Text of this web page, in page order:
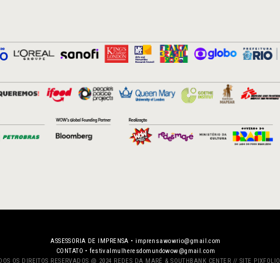
ASSESSORIA DE IMPRENSA •imprensawowrio@gmail.com
CONTATO •festivalmulheresdomundowow@gmail.com
OS DIREITOS RESERVADOS @ 2024 REDES DA MARÉ & SOUTHBANK CENTER // SITE PIXFOLIO